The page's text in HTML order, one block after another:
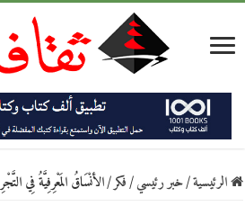
الرئيسية/خبر رئيسي/فكر/الأنْسَاقُ المَعْرِفِيَّةُ فِي